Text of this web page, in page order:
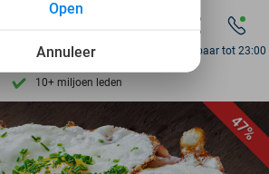
7 dagen per week beschikbaar
10+ miljoen leden
9,4 op basis van
Ontdek 15.000+ deals
7 dagen per week beschikbaar
Bereikbaar tot 23:00
47%
Annuleer
Open